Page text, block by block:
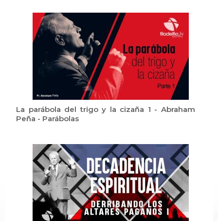
La parábola del trigo y la cizaña 1 - Abraham
Peña - Parábolas